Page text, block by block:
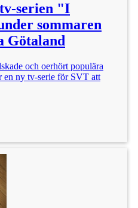
serien "I
sommaren
Götaland
och oerhört populära
en ny tv-serie för SVT att